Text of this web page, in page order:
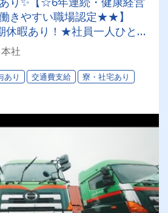
きやすい職場認定★★】
休暇あり！★社員一人ひとり
年設立の安定企業！＜経験者
ラードライバー＞
社
あり 交通費支給
寮・社宅あり